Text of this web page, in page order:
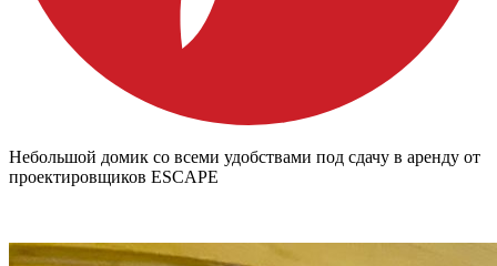
Небольшой домик со всеми удобствами под сдачу в аренду от
проектировщиков ESCAPE